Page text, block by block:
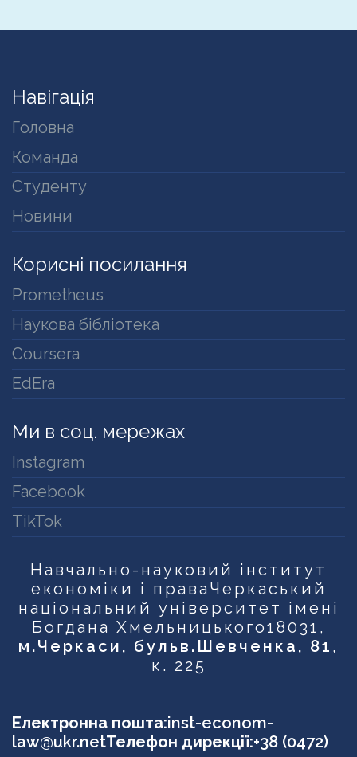
Навігація
Головна
Команда
Студенту
Новини
Корисні посилання
Prometheus
Наукова бібліотека
Coursera
EdEra
Ми в соц. мережах
Instagram
Facebook
TikTok
Навчально-науковий інститут
економіки і права Черкаський
національний університет імені
Богдана Хмельницького18031,
м.Черкаси, бульв.Шевченка, 81 ,
к. 225
Електронна пошта:inst-econom-
law@ukr.netТелефон дирекції:+38 (0472)